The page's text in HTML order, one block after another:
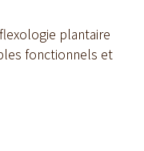
plantaire
fonctionnels et